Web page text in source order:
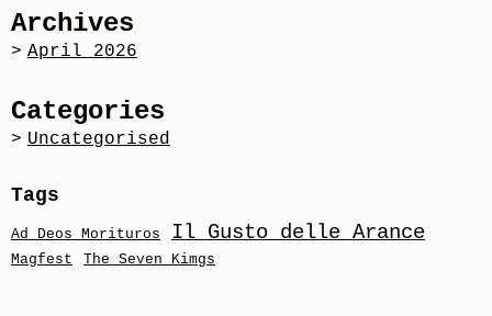
Archives
April 2026
Categories
Uncategorised
Tags
Ad Deos Morituros Il Gusto delle Arance
Magfest The Seven Kimgs